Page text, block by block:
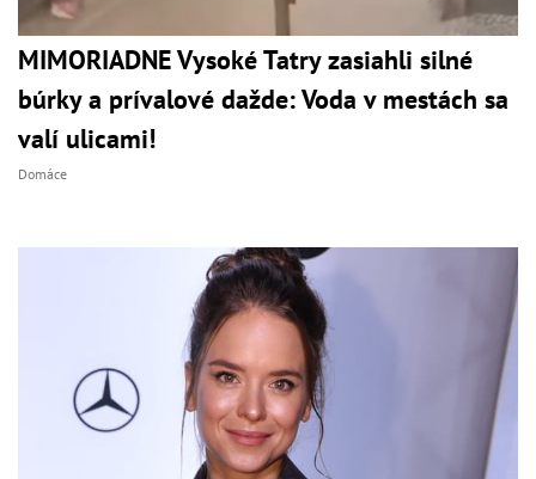
MIMORIADNE Vysoké Tatry zasiahli silné
búrky a prívalové dažde: Voda v mestách sa
valí ulicami!
Domáce